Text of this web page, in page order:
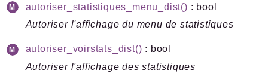
autoriser_statistiques_menu_dist() : bool
Autoriser l'affichage du menu de statistiques
autoriser_voirstats_dist() : bool
Autoriser l'affichage des statistiques